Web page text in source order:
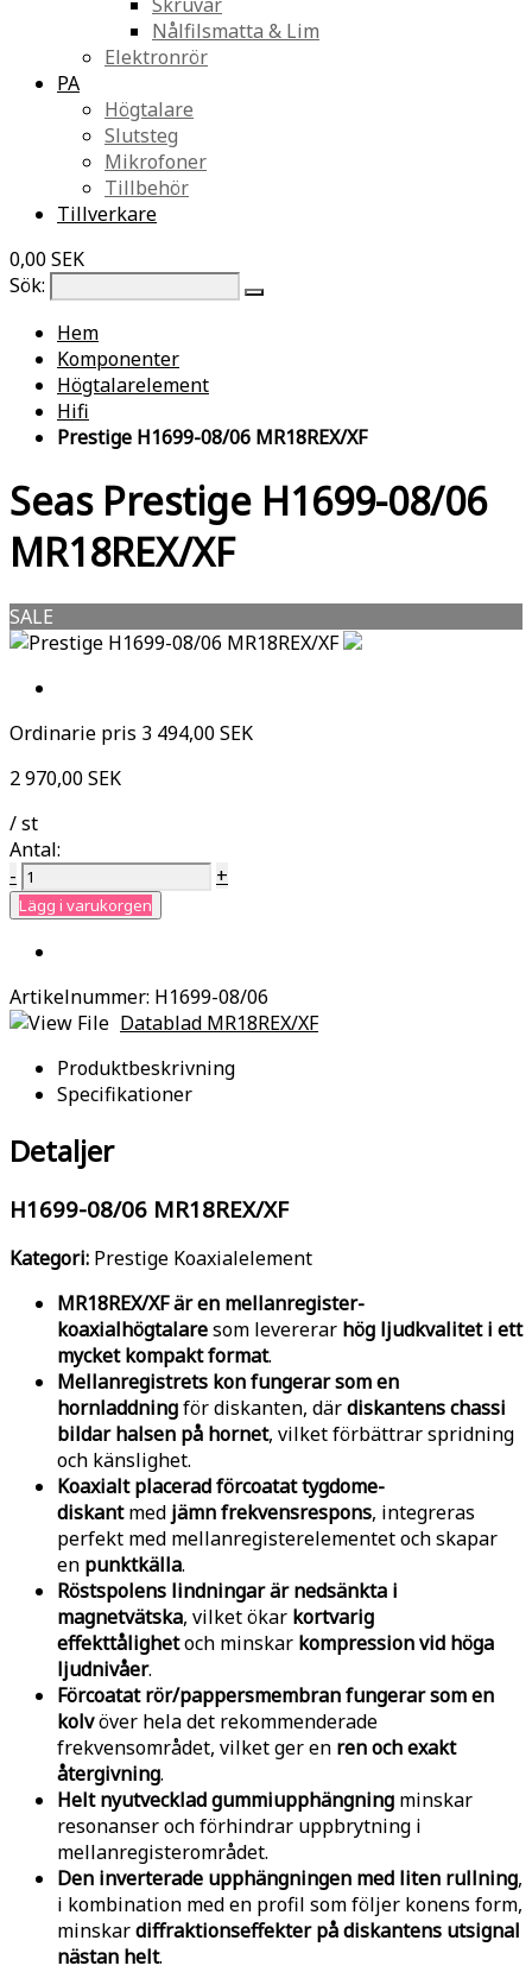
Nålfilsmatta & Lim
Elektronrör
PA
Högtalare
Slutsteg
Mikrofoner
Tillbehör
Tillverkare
0,00 SEK
Sök:
Hem
Komponenter
Högtalarelement
Hifi
Prestige H1699-08/06 MR18REX/XF
Seas Prestige H1699-08/06
MR18REX/XF
SALE
Ordinarie pris 3 494,00 SEK
2 970,00 SEK
/ st
Antal:
-
+
Lägg i varukorgen
Artikelnummer: H1699-08/06
Datablad MR18REX/XF
Produktbeskrivning
Specifikationer
Detaljer
H1699-08/06 MR18REX/XF
Kategori: Prestige Koaxialelement
MR18REX/XF är en mellanregister-
koaxialhögtalaresom levererar hög ljudkvalitet i ett
mycket kompakt format.
Mellanregistrets kon fungerar som en
hornladdningför diskanten, därdiskantens chassi
bildar halsen på hornet, vilket förbättrar spridning
och känslighet.
Koaxialt placerad förcoatat tygdome-
diskantmed jämn frekvensrespons, integreras
perfekt med mellanregisterelementet och skapar
en punktkälla.
Röstspolens lindningar är nedsänkta i
magnetvätska, vilket ökar kortvarig
effekttålighetoch minskar kompression vid höga
ljudnivåer.
Förcoatat rör/pappersmembran fungerar som en
kolvöver hela det rekommenderade
frekvensområdet, vilket ger en ren och exakt
återgivning.
Helt nyutvecklad gummiupphängning minskar
resonanser och förhindrar uppbrytning i
mellanregisterområdet.
Den inverterade upphängningen med liten rullning,
i kombination med en profil som följer konens form,
minskardiffraktionseffekter på diskantens utsignal
nästan helt.